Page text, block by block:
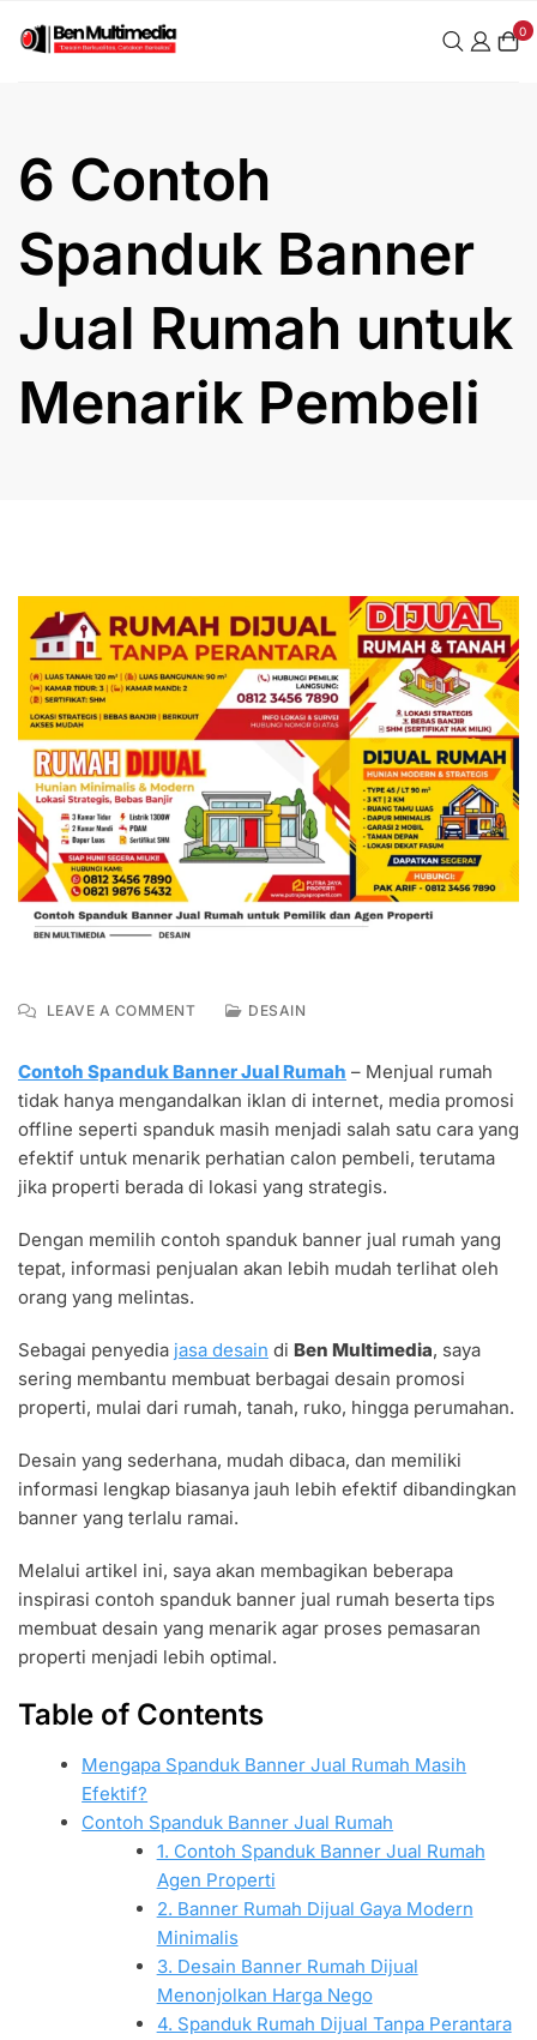
0
6 Contoh
Spanduk Banner
Jual Rumah untuk
Menarik Pembeli
LEAVE A COMMENTON
SPANDUK
BANNER
JUAL
UNTUK
MENARIK
DESAIN
Contoh Spanduk Banner Jual Rumah – Menjual rumah
tidak hanya mengandalkan iklan di internet, media promosi
offline seperti spanduk masih menjadi salah satu cara yang
efektif untuk menarik perhatian calon pembeli, terutama
jika properti berada di lokasi yang strategis.
Dengan memilih contoh spanduk banner jual rumah yang
tepat, informasi penjualan akan lebih mudah terlihat oleh
orang yang melintas.
Sebagai penyedia jasa desain di Ben Multimedia, saya
sering membantu membuat berbagai desain promosi
properti, mulai dari rumah, tanah, ruko, hingga perumahan.
Desain yang sederhana, mudah dibaca, dan memiliki
informasi lengkap biasanya jauh lebih efektif dibandingkan
banner yang terlalu ramai.
Melalui artikel ini, saya akan membagikan beberapa
inspirasi contoh spanduk banner jual rumah beserta tips
membuat desain yang menarik agar proses pemasaran
properti menjadi lebih optimal.
Table of Contents
Mengapa Spanduk Banner Jual Rumah Masih
Efektif?
Contoh Spanduk Banner Jual Rumah
1. Contoh Spanduk Banner Jual Rumah
Agen Properti
2. Banner Rumah Dijual Gaya Modern
Minimalis
3. Desain Banner Rumah Dijual
Menonjolkan Harga Nego
4. Spanduk Rumah Dijual Tanpa Perantara